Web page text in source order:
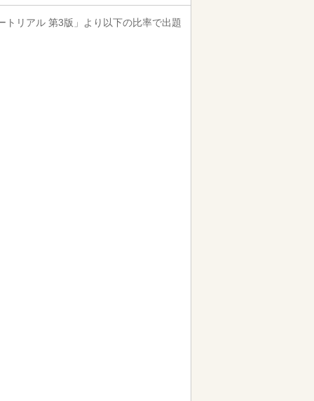
リアル 第3版」より以下の比率で出題